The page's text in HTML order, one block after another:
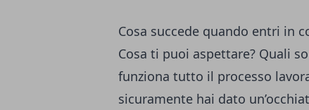
Cosa succede quando entri in
Cosa ti puoi aspettare? Quali
funziona tutto il processo
sicuramente hai dato